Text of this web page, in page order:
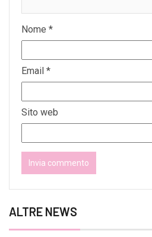
Nome *
Email *
Sito web
ALTRE NEWS